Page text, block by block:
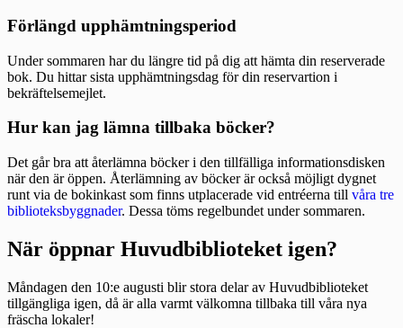
Förlängd upphämtningsperiod
Under sommaren har du längre tid på dig att hämta din reserverade
bok. Du hittar sista upphämtningsdag för din reservartion i
bekräftelsemejlet.
Hur kan jag lämna tillbaka böcker?
Det går bra att återlämna böcker i den tillfälliga informationsdisken
när den är öppen. Återlämning av böcker är också möjligt dygnet
runt via de bokinkast som finns utplacerade vid entréerna till våra tre
biblioteksbyggnader. Dessa töms regelbundet under sommaren.
När öppnar Huvudbiblioteket igen?
Måndagen den 10:e augusti blir stora delar av Huvudbiblioteket
tillgängliga igen, då är alla varmt välkomna tillbaka till våra nya
fräscha lokaler!